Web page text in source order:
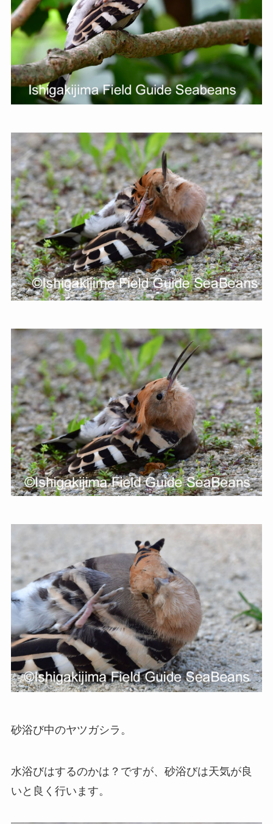
砂浴び中のヤツガシラ。
水浴びはするのかは？ですが、砂浴びは天気が良
いと良く行います。